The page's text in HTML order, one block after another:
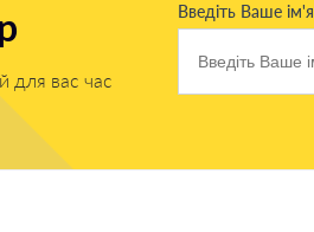
для вас час
Введіть Ваше ім'я